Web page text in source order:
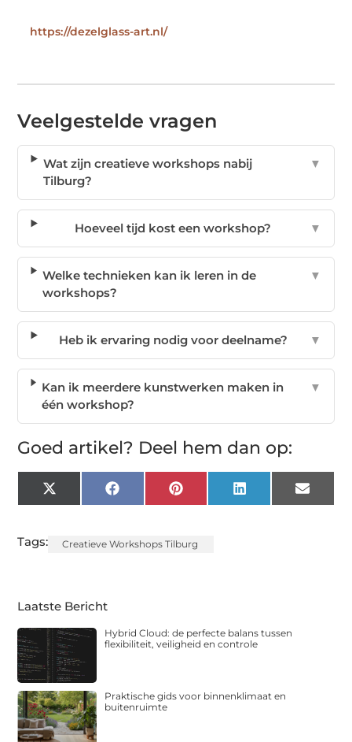
https://dezelglass-art.nl/
Veelgestelde vragen
Wat zijn creatieve workshops nabij
Tilburg?
▼
Hoeveel tijd kost een workshop? ▼
Welke technieken kan ik leren in de
workshops?
▼
Heb ik ervaring nodig voor deelname? ▼
Kan ik meerdere kunstwerken maken in
één workshop?
▼
Goed artikel? Deel hem dan op:
X
(Twitter)
FacebookPinterest LinkedIn Email
Tags: Creatieve Workshops Tilburg
Laatste Bericht
Hybrid Cloud: de perfecte balans tussen
flexibiliteit, veiligheid en controle
Praktische gids voor binnenklimaat en
buitenruimte